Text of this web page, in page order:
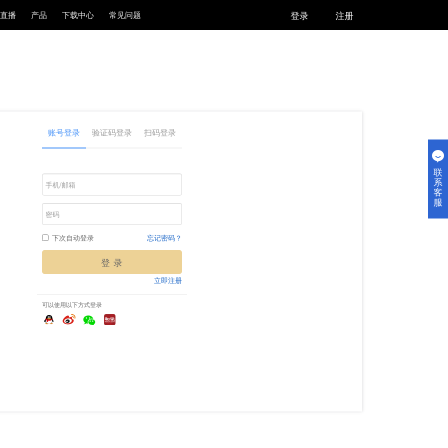
直播 产品 下载中心 常见问题 登录 注册
账号登录 验证码登录 扫码登录
下次自动登录 忘记密码？
登 录
立即注册
可以使用以下方式登录
联
系
客
服